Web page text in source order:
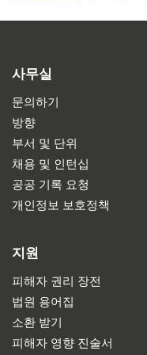
사무실
문의하기
방향
부서 및 단위
채용 및 인턴십
공공 기록 요청
개인정보 보호정책
지원
피해자 권리 장전
법원 용어집
소환 받기
피해자 영향 진술서